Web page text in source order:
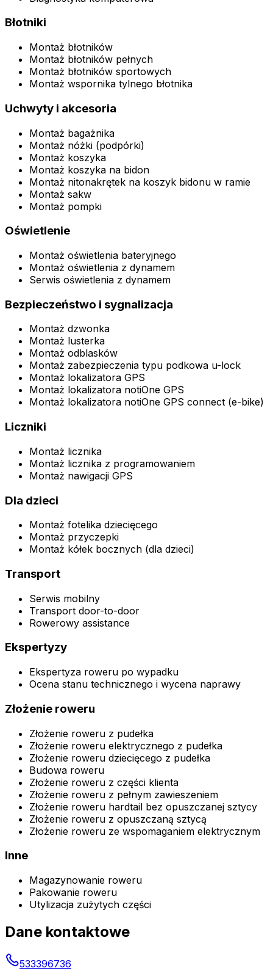
Błotniki
Montaż błotników
Montaż błotników pełnych
Montaż błotników sportowych
Montaż wspornika tylnego błotnika
Uchwyty i akcesoria
Montaż bagażnika
Montaż nóżki (podpórki)
Montaż koszyka
Montaż koszyka na bidon
Montaż nitonakrętek na koszyk bidonu w ramie
Montaż sakw
Montaż pompki
Oświetlenie
Montaż oświetlenia bateryjnego
Montaż oświetlenia z dynamem
Serwis oświetlenia z dynamem
Bezpieczeństwo i sygnalizacja
Montaż dzwonka
Montaż lusterka
Montaż odblasków
Montaż zabezpieczenia typu podkowa u-lock
Montaż lokalizatora GPS
Montaż lokalizatora notiOne GPS
Montaż lokalizatora notiOne GPS connect (e-bike)
Liczniki
Montaż licznika
Montaż licznika z programowaniem
Montaż nawigacji GPS
Dla dzieci
Montaż fotelika dziecięcego
Montaż przyczepki
Montaż kółek bocznych (dla dzieci)
Transport
Serwis mobilny
Transport door-to-door
Rowerowy assistance
Ekspertyzy
Ekspertyza roweru po wypadku
Ocena stanu technicznego i wycena naprawy
Złożenie roweru
Złożenie roweru z pudełka
Złożenie roweru elektrycznego z pudełka
Złożenie roweru dziecięcego z pudełka
Budowa roweru
Złożenie roweru z części klienta
Złożenie roweru z pełnym zawieszeniem
Złożenie roweru hardtail bez opuszczanej sztycy
Złożenie roweru z opuszczaną sztycą
Złożenie roweru ze wspomaganiem elektrycznym
Inne
Magazynowanie roweru
Pakowanie roweru
Utylizacja zużytych części
Dane kontaktowe
533396736